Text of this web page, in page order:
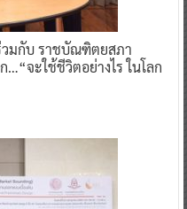
วมกับ ราชบัณฑิตยสภา
จะใช้ชีวิตอย่างไร ในโลก